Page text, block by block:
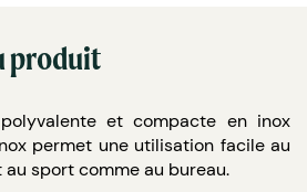
produit
et compacte en inox
permet une utilisation facile au
sport comme au bureau.